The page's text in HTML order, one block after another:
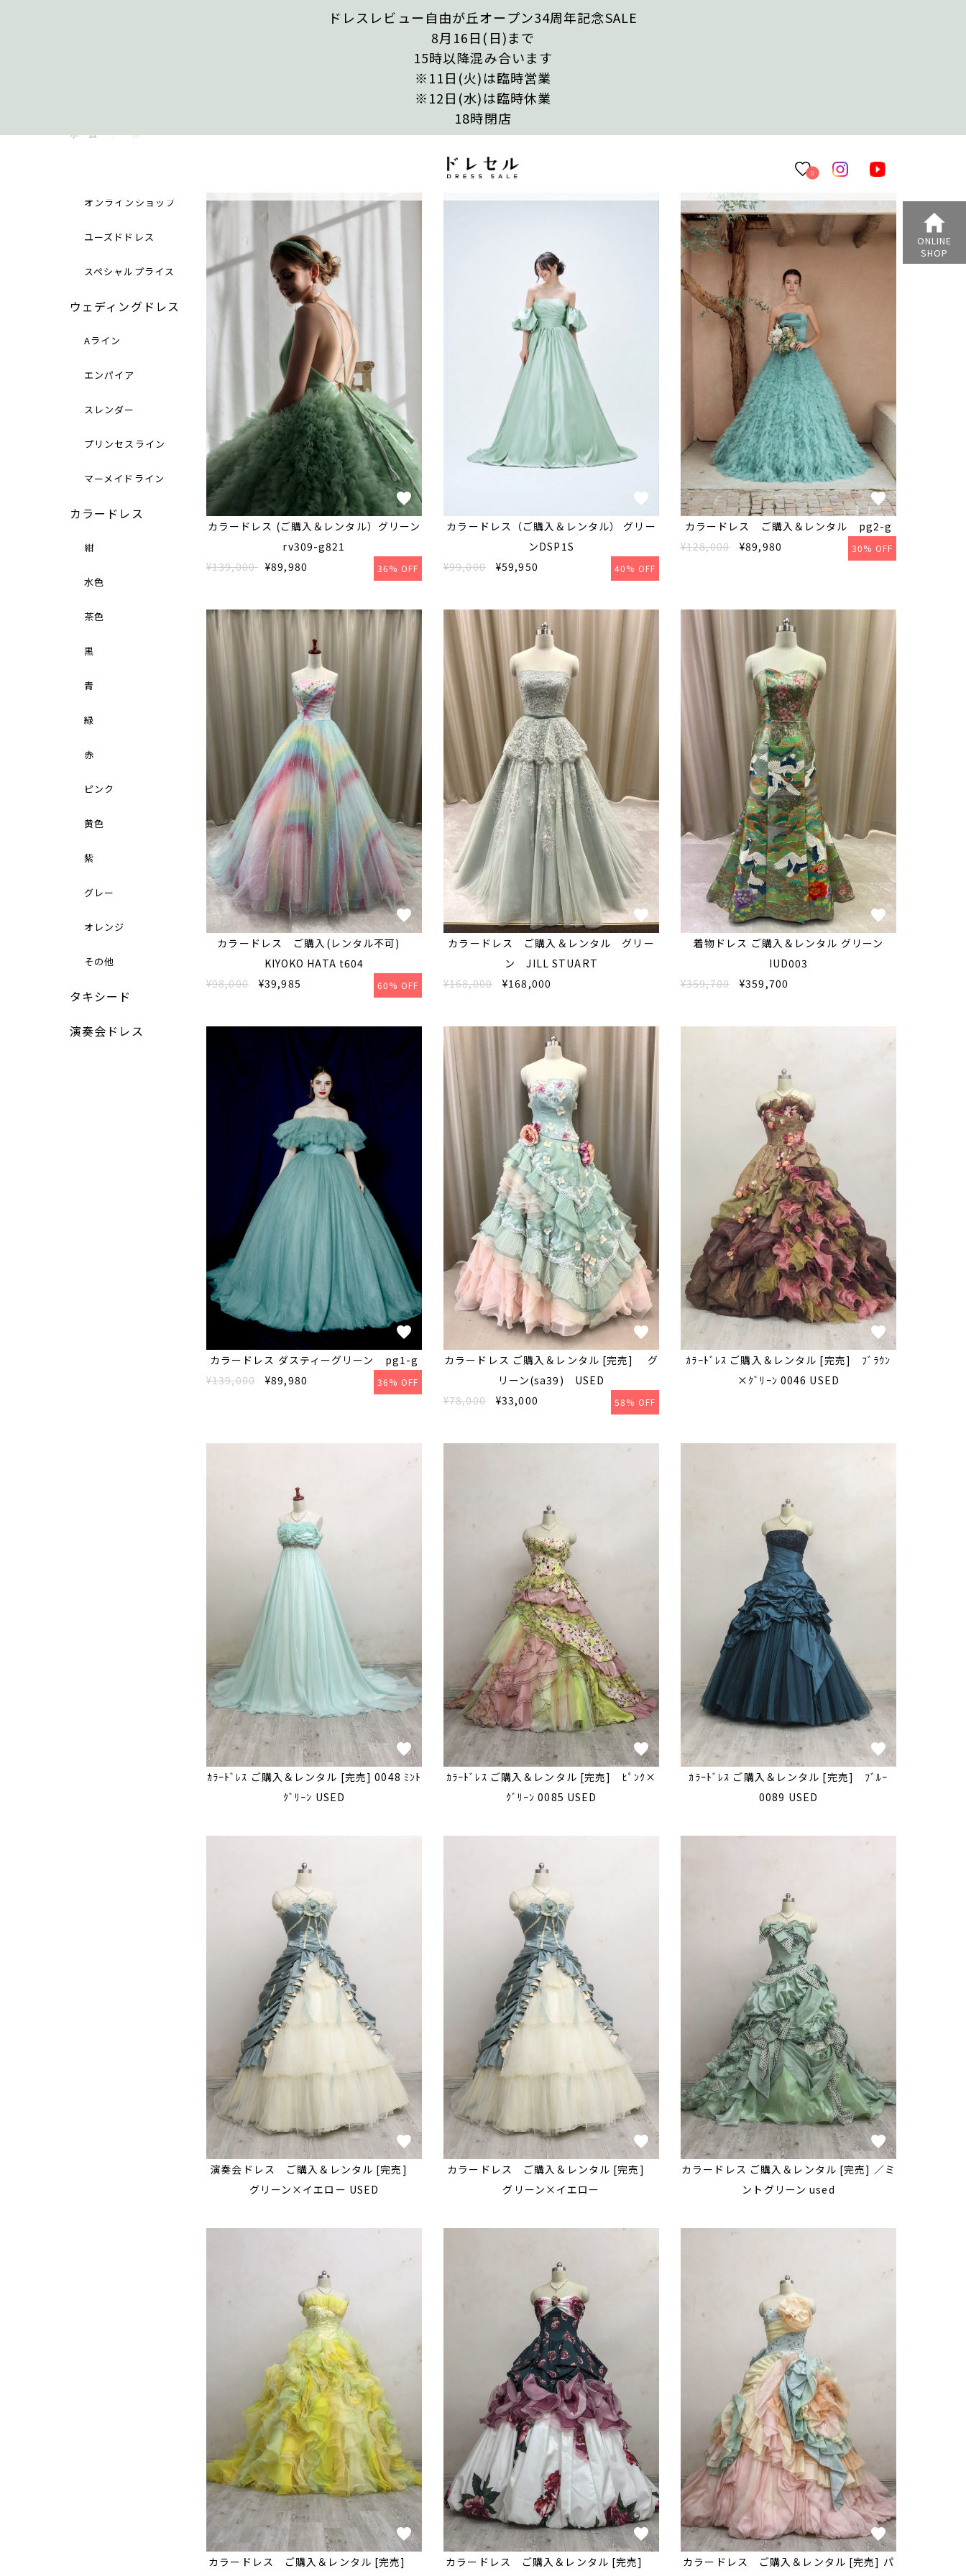
ドレスレビュー自由が丘オープン34周年記念SALE
8月16日(日)まで
15時以降混み合います
※11日(火)は臨時営業
※12日(水)は臨時休業
18時閉店
0
ホーム 緑
オンラインショップ
ユーズドドレス
スペシャルプライス
ウェディングドレス
Aライン
エンパイア
スレンダー
プリンセスライン
マーメイドライン
カラードレス
紺
水色
茶色
黒
青
緑
赤
ピンク
黄色
紫
グレー
オレンジ
その他
タキシード
演奏会ドレス
カラードレス (ご購入＆レンタル）グリーン
rv309-g821
¥139,000 ¥89,980 36% OFF
カラードレス（ご購入＆レンタル） グリー
ンDSP1S
¥99,000
¥59,950 40% OFF
カラードレス ご購入＆レンタル pg2-g
¥128,000
¥89,980 30% OFF
カラードレス ご購入(レンタル不可)
KIYOKO HATA t604
¥98,000
¥39,985 60% OFF
カラードレス ご購入＆レンタル グリー
ン JILL STUART
¥168,000
¥168,000
着物ドレス ご購入＆レンタル グリーン
IUD003
¥359,700
¥359,700
カラードレス ダスティーグリーン pg1-g
¥139,000
¥89,980 36% OFF
カラードレス ご購入＆レンタル [完売] グ
リーン(sa39) USED
¥78,000
¥33,000 58% OFF
ｶﾗｰﾄﾞﾚｽ ご購入＆レンタル [完売] ﾌﾞﾗｳﾝ
×ｸﾞﾘｰﾝ 0046 USED
ｶﾗｰﾄﾞﾚｽ ご購入＆レンタル [完売] 0048 ﾐﾝﾄ
ｸﾞﾘｰﾝ USED
ｶﾗｰﾄﾞﾚｽ ご購入＆レンタル [完売] ﾋﾟﾝｸ×
ｸﾞﾘｰﾝ 0085 USED
ｶﾗｰﾄﾞﾚｽ ご購入＆レンタル [完売] ﾌﾞﾙｰ
0089 USED
演奏会ドレス ご購入＆レンタル [完売]
グリーン×イエロー USED
カラードレス ご購入＆レンタル [完売]
グリーン×イエロー
カラードレス ご購入＆レンタル [完売] ／ミ
ントグリーン used
カラードレス ご購入＆レンタル [完売]
カラードレス ご購入＆レンタル [完売]
カラードレス ご購入＆レンタル [完売] パ
ONLINE
SHOP